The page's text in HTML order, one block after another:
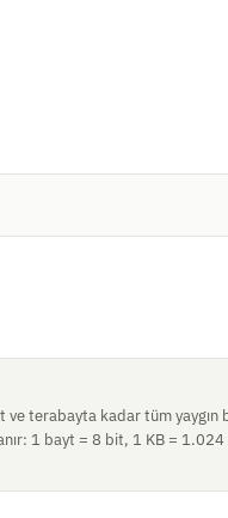
terabayta kadar tüm yaygın
1 bayt = 8 bit, 1 KB =